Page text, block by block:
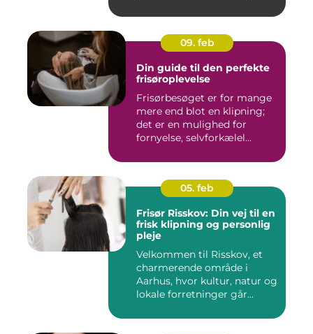
09. feb
Din guide til den perfekte
frisøroplevelse
Frisørbesøget er for mange
mere end blot en klipning;
det er en mulighed for
fornyelse, selvforkælel...
05. feb
Frisør Risskov: Din vej til en
frisk klipning og personlig
pleje
Velkommen til Risskov, et
charmerende område i
Aarhus, hvor kultur, natur og
lokale forretninger går...